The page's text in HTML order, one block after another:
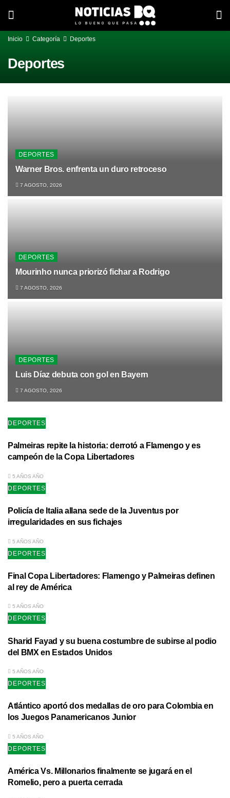
Inicio Categoría Deportes
Deportes
DEPORTES
Warner Bros. enfrenta un duro retroceso
7 AGOSTO, 2026
DEPORTES
Mourinho nunca priorizó fichar a Rodrigo
7 AGOSTO, 2026
DEPORTES
Luis Díaz debuta con gol en Bayern
7 AGOSTO, 2026
DEPORTES
Palmeiras repite la historia: derrotó a Flamengo y es
campeón de la Copa Libertadores
5 AÑOS AÑO
DEPORTES
Policía de Italia allana sede de la Juventus por
irregularidades en sus fichajes
5 AÑOS AÑO
DEPORTES
Final Copa Libertadores: Flamengo y Palmeiras definen
al rey de América
5 AÑOS AÑO
DEPORTES
Sharid Fayad y su buena costumbre de subirse al podio
del BMX en Estados Unidos
5 AÑOS AÑO
DEPORTES
Atlántico aportó dos medallas de oro para Colombia en
los Juegos Panamericanos Junior
5 AÑOS AÑO
DEPORTES
América Vs. Millonarios finalmente se jugará en el
Romelio, pero a puerta cerrada